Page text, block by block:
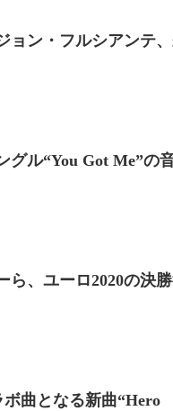
ョン・フルシアンテ
グル“You Got Me”の
ら、ユーロ2020の決
曲となる新曲“Hero